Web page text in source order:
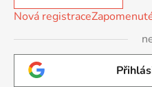
Nová registrace